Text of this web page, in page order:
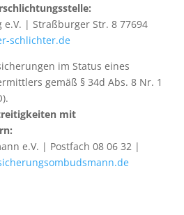
| Straßburger Str. 8 77694
schlichter.de
im Status eines
gemäß § 34d Abs. 8 Nr. 1
mit
e.V. | Postfach 08 06 32 |